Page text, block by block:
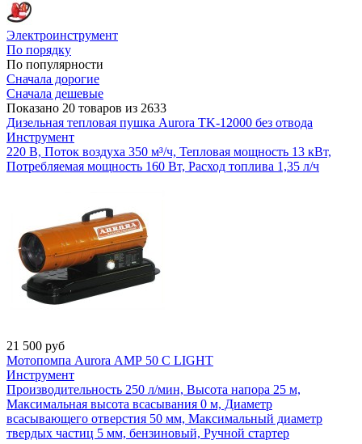
Электроинструмент
По порядку
По популярности
Сначала дорогие
Сначала дешевые
Показано 20 товаров из 2633
Дизельная тепловая пушка Aurora TK-12000 без отвода
Инструмент
220 В, Поток воздуха 350 м³/ч, Тепловая мощность 13 кВт,
Потребляемая мощность 160 Вт, Расход топлива 1,35 л/ч
21 500 руб
Мотопомпа Aurora АМР 50 С LIGHT
Инструмент
Производительность 250 л/мин, Высота напора 25 м,
Максимальная высота всасывания 0 м, Диаметр
всасывающего отверстия 50 мм, Максимальный диаметр
твердых частиц 5 мм, бензиновый, Ручной стартер